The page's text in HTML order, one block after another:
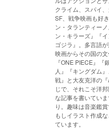
クライム、スパイ
SF、戦争映画も好
ン・タランティー
ン・キラーズ』『
ゴジラ』。多言語
映画からその国の
『ONE PIECE』
人』『キングダム
戦』と大友克洋の
じで、それこそ洋
な記事を書いてい
り。趣味は音楽鑑
もしイラスト作成
ています。